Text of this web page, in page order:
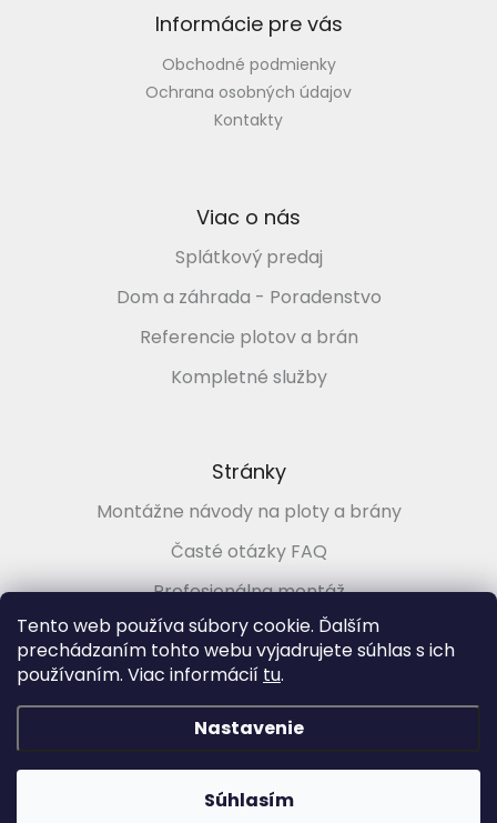
Tento web používa súbory cookie. Ďalším
prechádzaním tohto webu vyjadrujete súhlas s ich
používaním. Viac informácií tu.
Nastavenie
Súhlasím
k
v
ý
p
i
Informácie pre vás
Obchodné podmienky
Ochrana osobných údajov
Kontakty
Viac o nás
Splátkový predaj
Dom a záhrada - Poradenstvo
Referencie plotov a brán
Kompletné služby
Stránky
Montážne návody na ploty a brány
Časté otázky FAQ
Profesionálna montáž
Poradenstvo zadarmo
Vytvoril Shoptet &
PLOTMARKET.sk, Ploty a brány pre každého
Všetky práva vyhradené.